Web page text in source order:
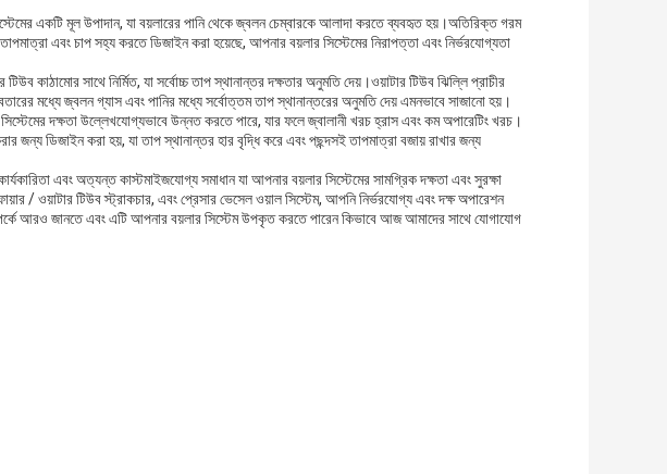
একটি মূল উপাদান, যা বয়লারের পানি থেকে জ্বলন চেম্বারকে আলাদা করতে ব্যবহৃত হয়।অতিরিক্ত গরম
এবং চাপ সহ্য করতে ডিজাইন করা হয়েছে, আপনার বয়লার সিস্টেমের নিরাপত্তা এবং নির্ভরযোগ্যতা
কাঠামোর সাথে নির্মিত, যা সর্বোচ্চ তাপ স্থানান্তর দক্ষতার অনুমতি দেয়।ওয়াটার টিউব ঝিল্লি প্রাচীর
মধ্যে জ্বলন গ্যাস এবং পানির মধ্যে সর্বোত্তম তাপ স্থানান্তরের অনুমতি দেয় এমনভাবে সাজানো হয়।
দক্ষতা উল্লেখযোগ্যভাবে উন্নত করতে পারে, যার ফলে জ্বালানী খরচ হ্রাস এবং কম অপারেটিং খরচ।
জন্য ডিজাইন করা হয়, যা তাপ স্থানান্তর হার বৃদ্ধি করে এবং পছন্দসই তাপমাত্রা বজায় রাখার জন্য
এবং অত্যন্ত কাস্টমাইজযোগ্য সমাধান যা আপনার বয়লার সিস্টেমের সামগ্রিক দক্ষতা এবং সুরক্ষা
/ ওয়াটার টিউব স্ট্রাকচার, এবং প্রেসার ভেসেল ওয়াল সিস্টেম, আপনি নির্ভরযোগ্য এবং দক্ষ অপারেশন
আরও জানতে এবং এটি আপনার বয়লার সিস্টেম উপকৃত করতে পারেন কিভাবে আজ আমাদের সাথে যোগাযোগ